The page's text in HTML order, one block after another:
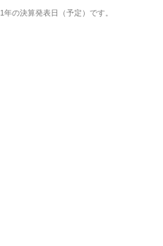
の決算発表日（予定）です。